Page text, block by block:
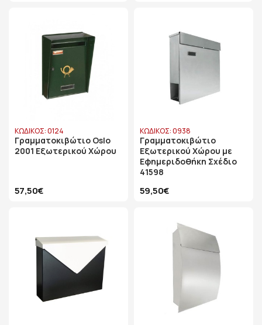
ΚΩΔΙΚΟΣ: 0124
Γραμματοκιβώτιο Oslo
2001 Εξωτερικού Χώρου
57,50€
ΚΩΔΙΚΟΣ: 0938
Γραμματοκιβώτιο
Εξωτερικού Χώρου με
Εφημεριδοθήκη Σχέδιο
41598
59,50€